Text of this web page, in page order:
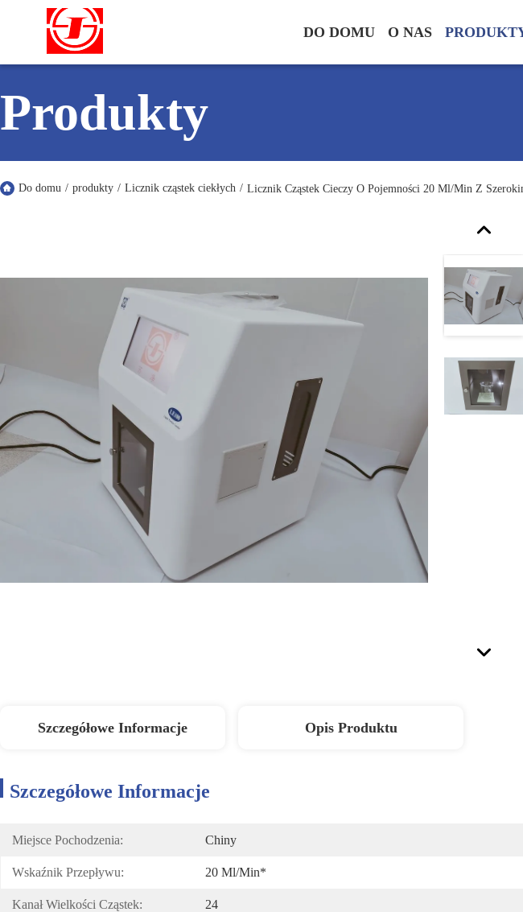
DO DOMU O NAS
Produkty
Do domu / produkty / Licznik cząstek ciekłych / Licznik Cząstek Cieczy O Pojemności 20 Ml/min Z
Szczegółowe Informacje Opis Produktu
Szczegółowe Informacje
Miejsce Pochodzenia: Chiny
Wskaźnik Przepływu: 20 Ml/min*
Kanał Wielkości Cząstek: 24